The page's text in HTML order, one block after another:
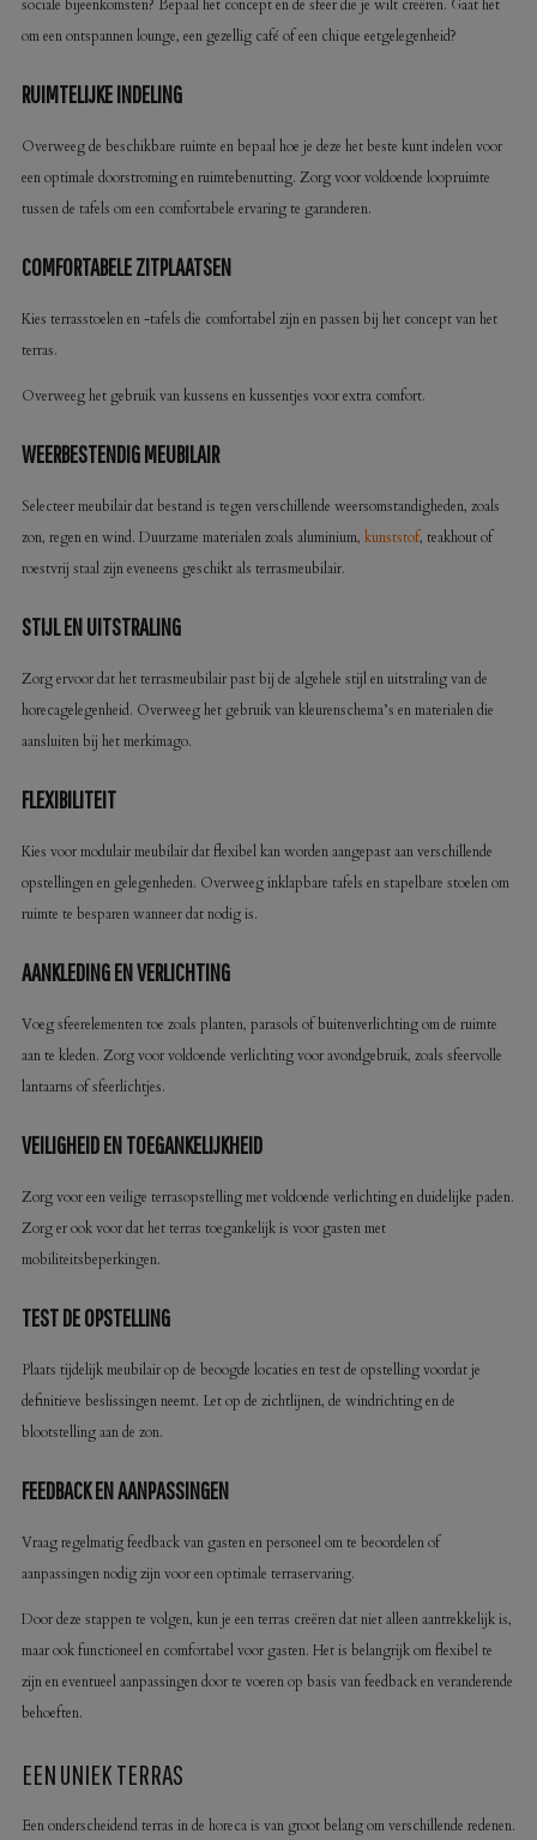
sociale bijeenkomsten? Bepaal het concept en de sfeer die je wilt creëren. Gaat het
om een ontspannen lounge, een gezellig café of een chique eetgelegenheid?
RUIMTELIJKE INDELING
Overweeg de beschikbare ruimte en bepaal hoe je deze het beste kunt indelen voor
een optimale doorstroming en ruimtebenutting. Zorg voor voldoende loopruimte
tussen de tafels om een comfortabele ervaring te garanderen.
COMFORTABELE ZITPLAATSEN
Kies terrasstoelen en -tafels die comfortabel zijn en passen bij het concept van het
terras.
Overweeg het gebruik van kussens en kussentjes voor extra comfort.
WEERBESTENDIG MEUBILAIR
Selecteer meubilair dat bestand is tegen verschillende weersomstandigheden, zoals
zon, regen en wind. Duurzame materialen zoals aluminium, kunststof, teakhout of
roestvrij staal zijn eveneens geschikt als terrasmeubilair.
STIJL EN UITSTRALING
Zorg ervoor dat het terrasmeubilair past bij de algehele stijl en uitstraling van de
horecagelegenheid. Overweeg het gebruik van kleurenschema’s en materialen die
aansluiten bij het merkimago.
FLEXIBILITEIT
Kies voor modulair meubilair dat flexibel kan worden aangepast aan verschillende
opstellingen en gelegenheden. Overweeg inklapbare tafels en stapelbare stoelen om
ruimte te besparen wanneer dat nodig is.
AANKLEDING EN VERLICHTING
Voeg sfeerelementen toe zoals planten, parasols of buitenverlichting om de ruimte
aan te kleden. Zorg voor voldoende verlichting voor avondgebruik, zoals sfeervolle
lantaarns of sfeerlichtjes.
VEILIGHEID EN TOEGANKELIJKHEID
Zorg voor een veilige terrasopstelling met voldoende verlichting en duidelijke paden.
Zorg er ook voor dat het terras toegankelijk is voor gasten met
mobiliteitsbeperkingen.
TEST DE OPSTELLING
Plaats tijdelijk meubilair op de beoogde locaties en test de opstelling voordat je
definitieve beslissingen neemt. Let op de zichtlijnen, de windrichting en de
blootstelling aan de zon.
FEEDBACK EN AANPASSINGEN
Vraag regelmatig feedback van gasten en personeel om te beoordelen of
aanpassingen nodig zijn voor een optimale terraservaring.
Door deze stappen te volgen, kun je een terras creëren dat niet alleen aantrekkelijk is,
maar ook functioneel en comfortabel voor gasten. Het is belangrijk om flexibel te
zijn en eventueel aanpassingen door te voeren op basis van feedback en veranderende
behoeften.
EEN UNIEK TERRAS
Een onderscheidend terras in de horeca is van groot belang om verschillende redenen.